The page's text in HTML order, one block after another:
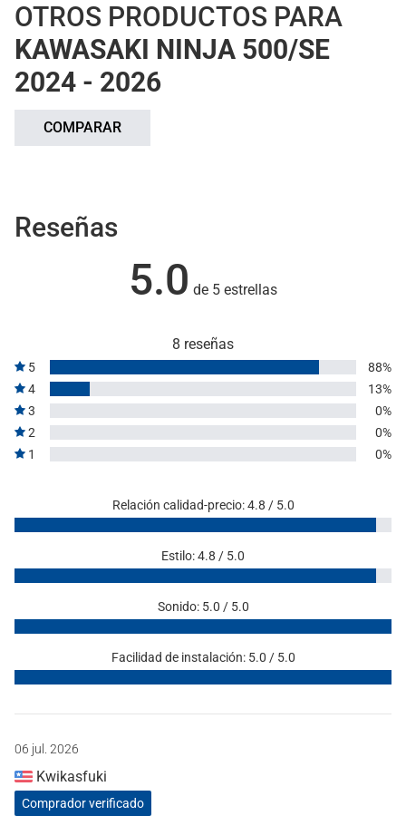
OTROS PRODUCTOS PARA
KAWASAKI NINJA 500/SE
2024 - 2026
COMPARAR
Reseñas
5.0 de 5 estrellas
8 reseñas
5
88%
4
13%
3
0%
2
0%
1
0%
Relación calidad-precio: 4.8 / 5.0
Estilo: 4.8 / 5.0
Sonido: 5.0 / 5.0
Facilidad de instalación: 5.0 / 5.0
06 jul. 2026
Kwikasfuki
Comprador verificado